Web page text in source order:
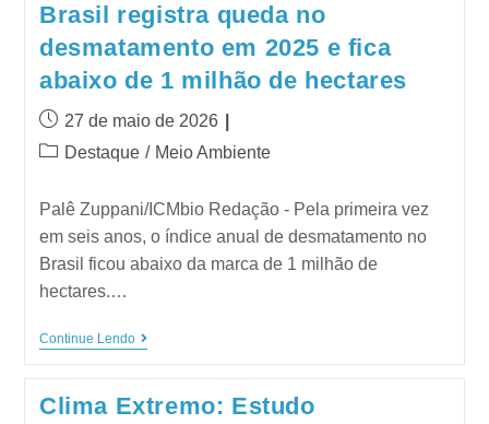
Brasil registra queda no
desmatamento em 2025 e fica
abaixo de 1 milhão de hectares
27 de maio de 2026
Destaque / Meio Ambiente
Palê Zuppani/ICMbio Redação - Pela primeira vez
em seis anos, o índice anual de desmatamento no
Brasil ficou abaixo da marca de 1 milhão de
hectares.…
Continue Lendo
Clima Extremo: Estudo